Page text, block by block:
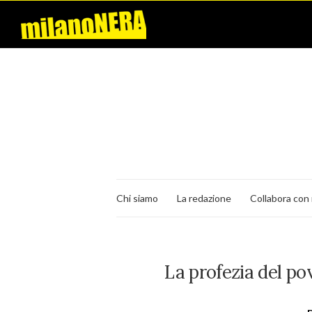
Chi siamo La redazione Collabora con
La profezia del